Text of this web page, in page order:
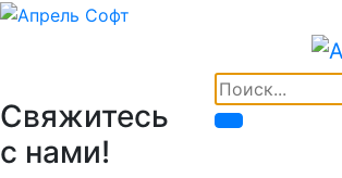
Свяжитесь
с нами!